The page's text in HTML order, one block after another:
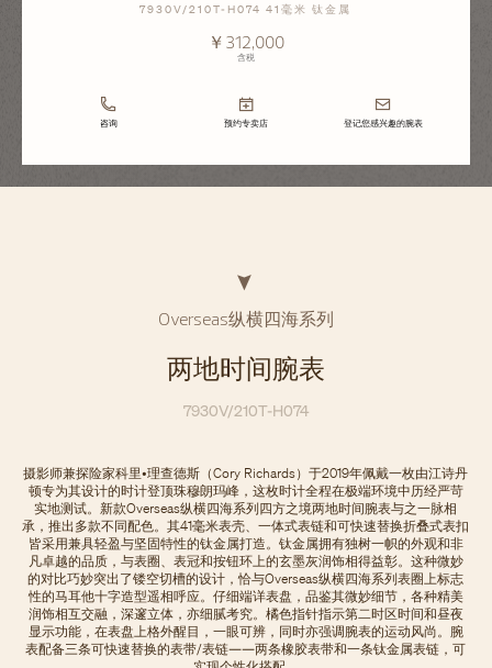
7930V/210T-H074 41毫米 钛金属
￥312,000
含税
咨询 预约专卖店 登记您感兴趣的腕表
Overseas纵横四海系列
两地时间腕表
7930V/210T-H074
摄影师兼探险家科里•理查德斯（Cory Richards）于2019年佩戴一枚由江诗丹
顿专为其设计的时计登顶珠穆朗玛峰，这枚时计全程在极端环境中历经严苛
实地测试。新款Overseas纵横四海系列四方之境两地时间腕表与之一脉相
承，推出多款不同配色。其41毫米表壳、一体式表链和可快速替换折叠式表扣
皆采用兼具轻盈与坚固特性的钛金属打造。钛金属拥有独树一帜的外观和非
凡卓越的品质，与表圈、表冠和按钮环上的玄墨灰润饰相得益彰。这种微妙
的对比巧妙突出了镂空切槽的设计，恰与Overseas纵横四海系列表圈上标志
性的马耳他十字造型遥相呼应。仔细端详表盘，品鉴其微妙细节，各种精美
润饰相互交融，深邃立体，亦细腻考究。橘色指针指示第二时区时间和昼夜
显示功能，在表盘上格外醒目，一眼可辨，同时亦强调腕表的运动风尚。腕
表配备三条可快速替换的表带/表链——两条橡胶表带和一条钛金属表链，可